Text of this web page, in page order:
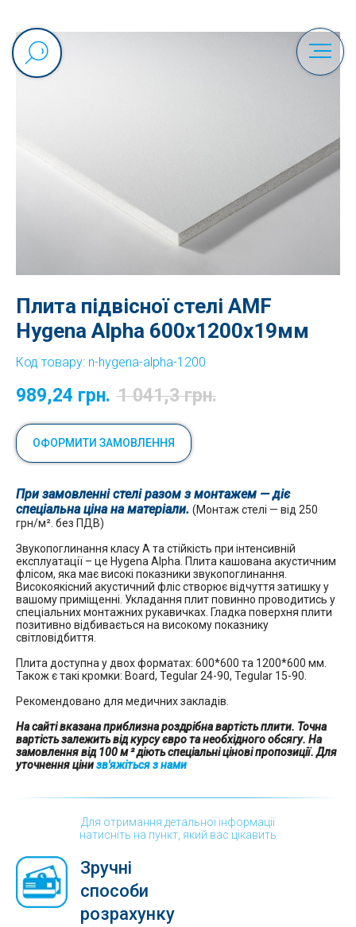
Плита підвісної стелі AMF
Hygena Alpha 600x1200х19мм
Код товару: n-hygena-alpha-1200
989,24 грн. 1 041,3 грн.
ОФОРМИТИ ЗАМОВЛЕННЯ
При замовленні стелі разом з монтажем — діє
спеціальна ціна на матеріали. (Монтаж стелі — від 250
грн/м². без ПДВ)
Звукопоглинання класу А та стійкість при інтенсивній
експлуатації – це Hygena Alpha. Плита кашована акустичним
флісом, яка має високі показники звукопоглинання.
Високоякісний акустичний фліс створює відчуття затишку у
вашому приміщенні. Укладання плит повинно проводитись у
спеціальних монтажних рукавичках. Гладка поверхня плити
позитивно відбивається на високому показнику
світловідбиття.
Плита доступна у двох форматах: 600*600 та 1200*600 мм.
Також є такі кромки: Board, Tegular 24-90, Tegular 15-90.
Рекомендовано для медичних закладів.
На сайті вказана приблизна роздрібна вартість плити. Точна
вартість залежить від курсу євро та необхідного обсягу. На
замовлення від 100 м ² діють спеціальні цінові пропозиції. Для
уточнення цінизв'яжіться з нами
Для отримання детальної інформації
натисніть на пункт, який вас цікавить
Зручні
способи
розрахунку